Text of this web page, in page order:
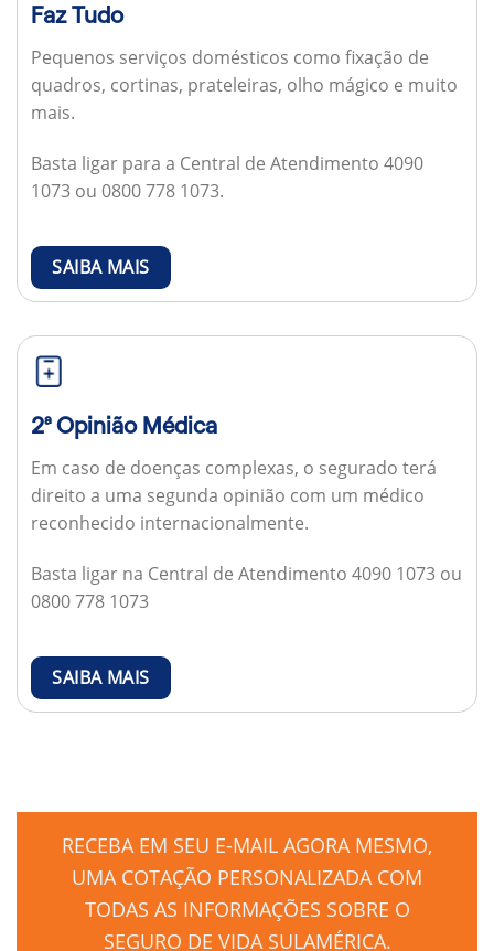
Faz Tudo
Pequenos serviços domésticos como fixação de
quadros, cortinas, prateleiras, olho mágico e muito
mais.
Basta ligar para a Central de Atendimento 4090
1073 ou 0800 778 1073.
SAIBA MAIS
2ª Opinião Médica
Em caso de doenças complexas, o segurado terá
direito a uma segunda opinião com um médico
reconhecido internacionalmente.
Basta ligar na Central de Atendimento 4090 1073 ou
0800 778 1073
SAIBA MAIS
RECEBA EM SEU E-MAIL AGORA MESMO,
UMA COTAÇÃO PERSONALIZADA COM
TODAS AS INFORMAÇÕES SOBRE O
SEGURO DE VIDA SULAMÉRICA.